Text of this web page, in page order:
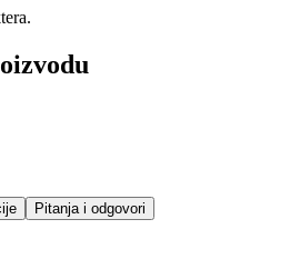
Pitanja i odgovori